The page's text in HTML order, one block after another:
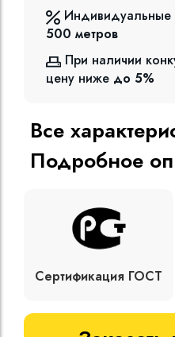
Индивидуальные
500 метров
При наличии
цену ниже до 5%
Все
Подробное
Сертификация ГОСТ